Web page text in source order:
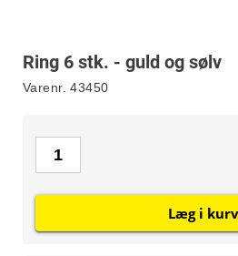
Ring 6 stk. - guld og sølv
Varenr. 43450
Læg i kurv